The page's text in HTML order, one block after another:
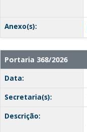
Anexo(s):
Portaria 368/2026
Data:
Secretaria(s):
Descrição: